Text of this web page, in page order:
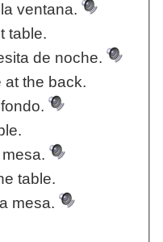
ventana.
table.
de noche.
at the back.
table.
mesa.